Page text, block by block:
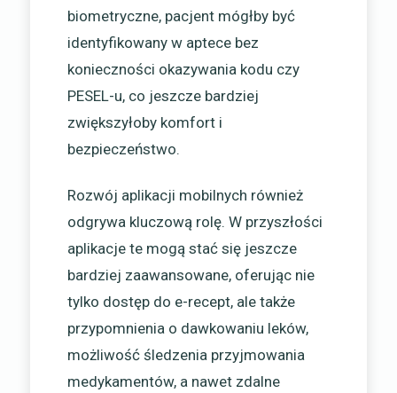
biometryczne, pacjent mógłby być
identyfikowany w aptece bez
konieczności okazywania kodu czy
PESEL-u, co jeszcze bardziej
zwiększyłoby komfort i
bezpieczeństwo.
Rozwój aplikacji mobilnych również
odgrywa kluczową rolę. W przyszłości
aplikacje te mogą stać się jeszcze
bardziej zaawansowane, oferując nie
tylko dostęp do e-recept, ale także
przypomnienia o dawkowaniu leków,
możliwość śledzenia przyjmowania
medykamentów, a nawet zdalne